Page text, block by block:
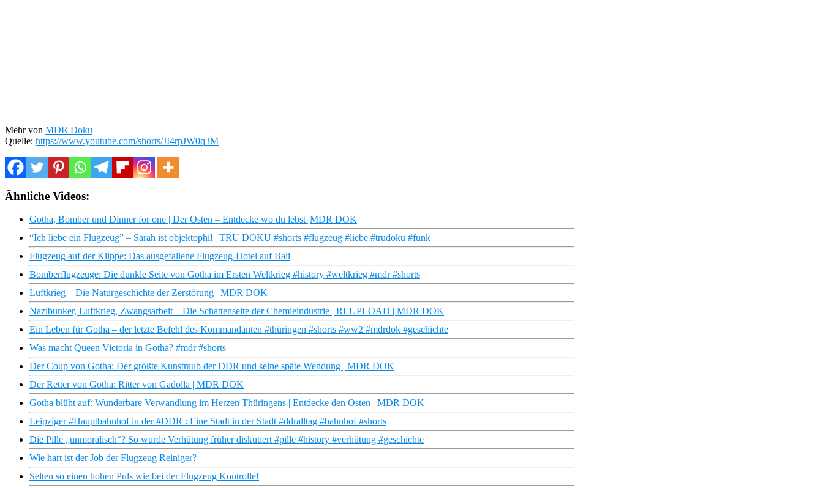
Mehr von MDR Doku
Quelle: https://www.youtube.com/shorts/JI4rpJW0q3M
Ähnliche Videos:
Gotha, Bomber und Dinner for one | Der Osten – Entdecke wo du lebst |MDR DOK
“Ich liebe ein Flugzeug” – Sarah ist objektophil | TRU DOKU #shorts #flugzeug #liebe #trudoku #funk
Flugzeug auf der Klippe: Das ausgefallene Flugzeug-Hotel auf Bali
Bomberflugzeuge: Die dunkle Seite von Gotha im Ersten Weltkrieg #history #weltkrieg #mdr #shorts
Luftkrieg – Die Naturgeschichte der Zerstörung | MDR DOK
Nazibunker, Luftkrieg, Zwangsarbeit – Die Schattenseite der Chemieindustrie | REUPLOAD | MDR DOK
Ein Leben für Gotha – der letzte Befehl des Kommandanten #thüringen #shorts #ww2 #mdrdok #geschichte
Was macht Queen Victoria in Gotha? #mdr #shorts
Der Coup von Gotha: Der größte Kunstraub der DDR und seine späte Wendung | MDR DOK
Der Retter von Gotha: Ritter von Gadolla | MDR DOK
Gotha blüht auf: Wunderbare Verwandlung im Herzen Thüringens | Entdecke den Osten | MDR DOK
Leipziger #Hauptbahnhof in der #DDR : Eine Stadt in der Stadt #ddralltag #bahnhof #shorts
Die Pille „unmoralisch“? So wurde Verhütung früher diskutiert #pille #history #verhütung #geschichte
Wie hart ist der Job der Flugzeug Reiniger?
Selten so einen hohen Puls wie bei der Flugzeug Kontrolle!